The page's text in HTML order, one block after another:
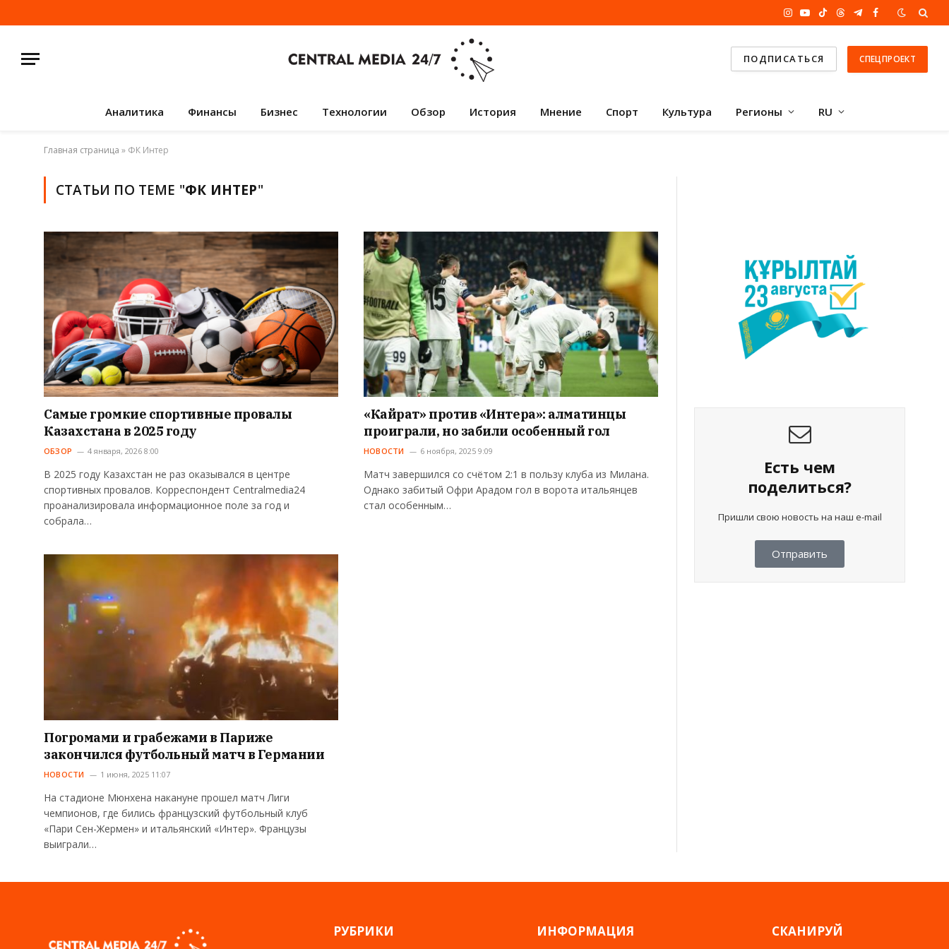
Instagram
YouTube
TikTokThreadsTelegram
Facebook
ПОДПИСАТЬСЯ СПЕЦПРОЕКТ
Аналитика Финансы Бизнес Технологии Обзор История Мнение Спорт Культура Регионы RU
Главная страница » ФК Интер
СТАТЬИ ПО ТЕМЕ "ФК ИНТЕР"
Самые громкие спортивные провалы
Казахстана в 2025 году
ОБЗОР 4 января, 2026 8:00
В 2025 году Казахстан не раз оказывался в центре
спортивных провалов. Корреспондент Centralmedia24
проанализировала информационное поле за год и
собрала…
«Кайрат» против «Интера»: алматинцы
проиграли, но забили особенный гол
НОВОСТИ 6 ноября, 2025 9:09
Матч завершился со счётом 2:1 в пользу клуба из Милана.
Однако забитый Офри Арадом гол в ворота итальянцев
стал особенным…
Погромами и грабежами в Париже
закончился футбольный матч в Германии
НОВОСТИ 1 июня, 2025 11:07
На стадионе Мюнхена накануне прошел матч Лиги
чемпионов, где бились французский футбольный клуб
«Пари Сен-Жермен» и итальянский «Интер». Французы
выиграли…
Есть чем
поделиться?
Пришли свою новость на наш e-mail
Отправить
РУБРИКИ ИНФОРМАЦИЯ СКАНИРУЙ